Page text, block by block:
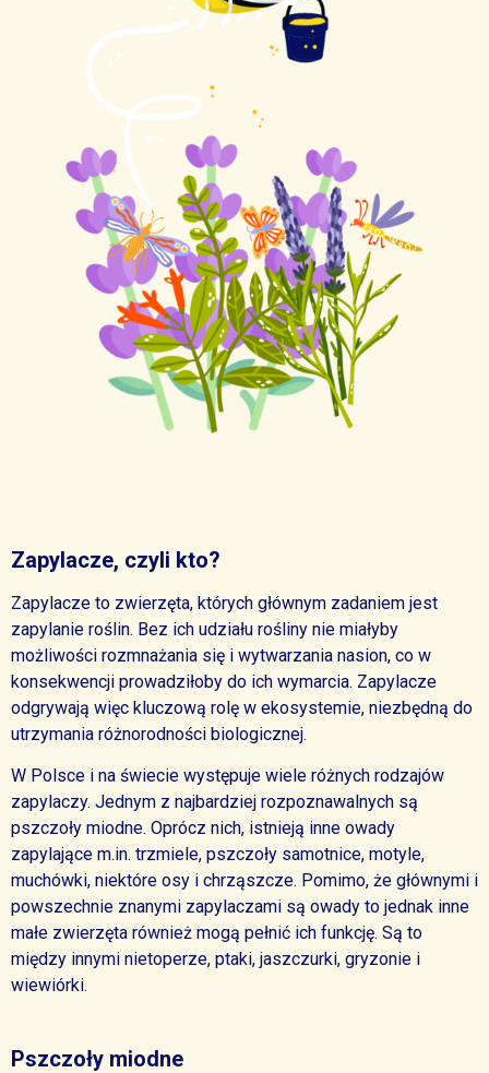
Zapylacze, czyli kto?
Zapylacze to zwierzęta, których głównym zadaniem jest
zapylanie roślin. Bez ich udziału rośliny nie miałyby
możliwości rozmnażania się i wytwarzania nasion, co w
konsekwencji prowadziłoby do ich wymarcia. Zapylacze
odgrywają więc kluczową rolę w ekosystemie, niezbędną do
utrzymania różnorodności biologicznej.
W Polsce i na świecie występuje wiele różnych rodzajów
zapylaczy. Jednym z najbardziej rozpoznawalnych są
pszczoły miodne. Oprócz nich, istnieją inne owady
zapylające m.in. trzmiele, pszczoły samotnice, motyle,
muchówki, niektóre osy i chrząszcze. Pomimo, że głównymi i
powszechnie znanymi zapylaczami są owady to jednak inne
małe zwierzęta również mogą pełnić ich funkcję. Są to
między innymi nietoperze, ptaki, jaszczurki, gryzonie i
wiewiórki.
Pszczoły miodne